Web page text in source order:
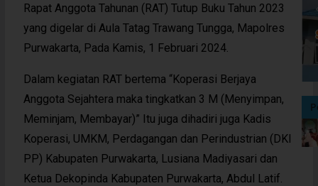
Rapat Anggota Tahunan (RAT) Tutup Buku Tahun 2023
yang digelar di Aula Tatag Trawang Tungga, Mapolres
Purwakarta, Pada Kamis, 1 Februari 2024.
Dalam kegiatan RAT bertema “Koperasi Berjaya
Anggota Sejahtera maka tingkatkan 3 M (Menyimpan,
Meminjam, Membayar)” Itu juga dihadiri juga Kadis
Koperasi, UMKM, Perdagangan dan Perindustrian (DKI
PP) Kabupaten Purwakarta, Lusiana Madiyasari dan
Ketua Dekopinda Kabupaten Purwakarta, Abdul Latif.